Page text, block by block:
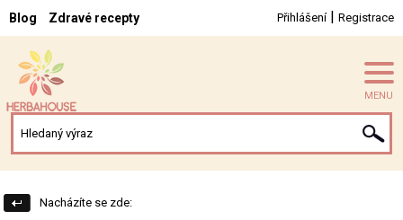
Blog Zdravé recepty Přihlášení| Registrace
MENU
Nacházíte se zde: